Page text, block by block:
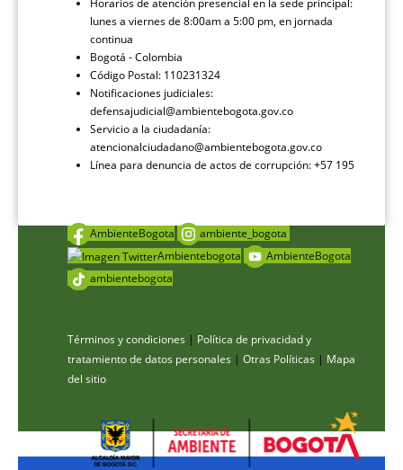
Horarios de atención presencial en la sede principal:
lunes a viernes de 8:00am a 5:00 pm, en jornada
continua
Bogotá - Colombia
Código Postal: 110231324
Notificaciones judiciales:
defensajudicial@ambientebogota.gov.co
Servicio a la ciudadanía:
atencionalciudadano@ambientebogota.gov.co
Línea para denuncia de actos de corrupción: +57 195
AmbienteBogota
ambiente_bogota
Ambientebogota
AmbienteBogota
ambientebogota
Términos y condiciones | Política de privacidad y
tratamiento de datos personales | Otras Políticas | Mapa
del sitio